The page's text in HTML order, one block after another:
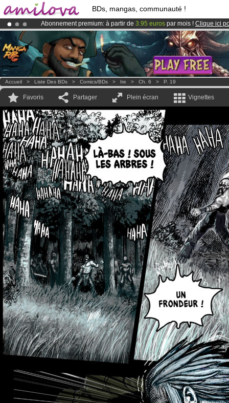
BDs, mangas, communauté !
Abonnement premium: à partir de 3.95 euros par mois ! Clique ici
Déjà 100000membreset 1000BDs & Mangas!
LeKickstarter Amilova est désormais lancé
Accueil > Liste Des BDs > Comics/BDs > Ire > Ch. 6 > P. 19
Favoris Partager Plein écran Vignettes